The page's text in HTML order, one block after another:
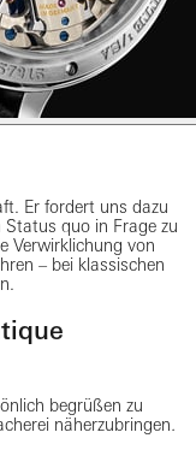
Er fordert uns dazu
Status quo in Frage zu
Verwirklichung von
– bei klassischen
begrüßen zu
näherzubringen.